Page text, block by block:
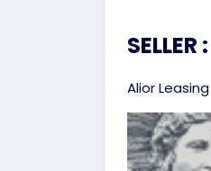
SELLER :
Alior Leasing